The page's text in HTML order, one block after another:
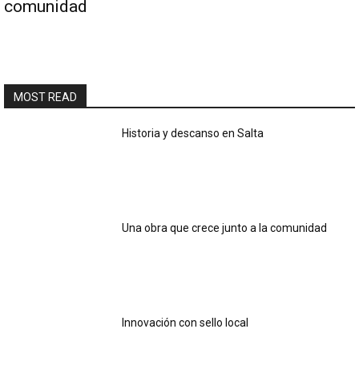
comunidad
MOST READ
Historia y descanso en Salta
Una obra que crece junto a la comunidad
Innovación con sello local